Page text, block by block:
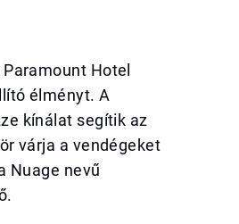
Hotel
élményt. A
kínálat segítik az
várja a vendégeket
Nuage nevű